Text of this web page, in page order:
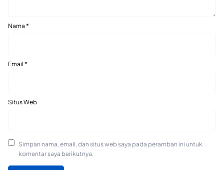
Nama *
Email *
Situs Web
Simpan nama, email, dan situs web saya pada peramban ini untuk
komentar saya berikutnya.